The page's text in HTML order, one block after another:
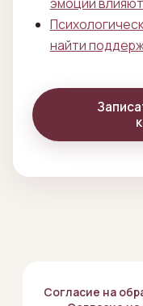
найти
Согласие на